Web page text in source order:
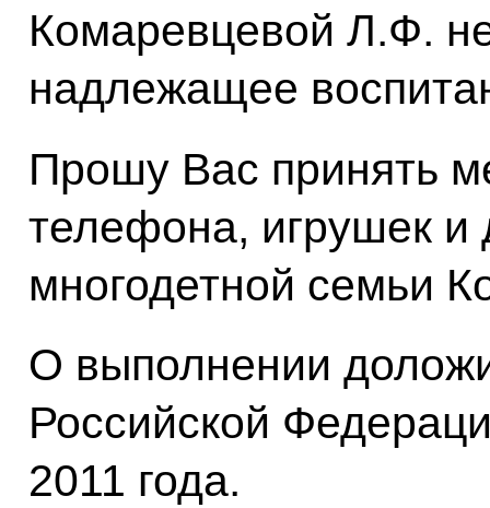
Комаревцевой Л.Ф.
надлежащее
Прошу Вас принять
телефона, игрушек и
многодетной семьи
О выполнении
Российской
2011 года.